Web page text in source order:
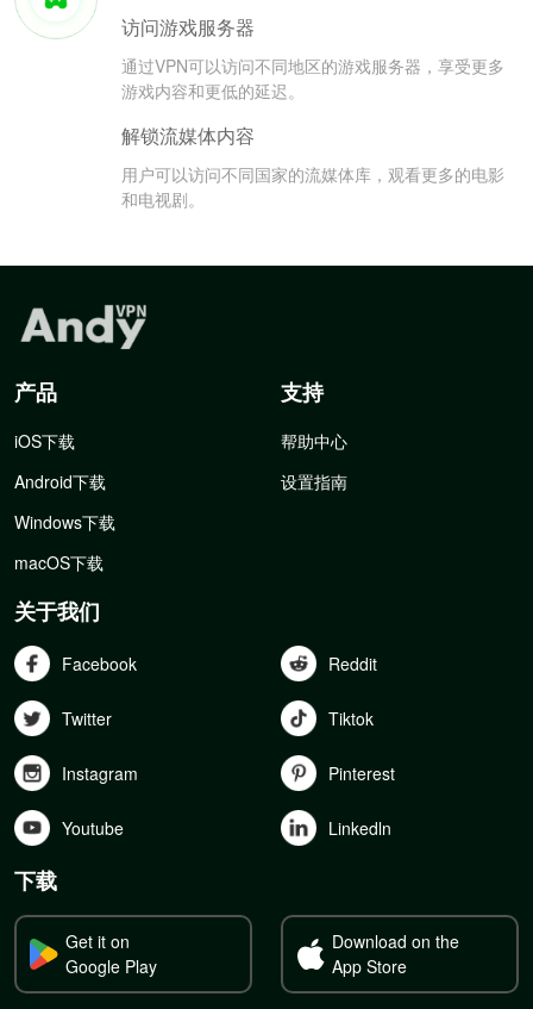
访问游戏服务器
通过VPN可以访问不同地区的游戏服务器，享受更多
游戏内容和更低的延迟。
解锁流媒体内容
用户可以访问不同国家的流媒体库，观看更多的电影
和电视剧。
产品
iOS下载
Android下载
Windows下载
macOS下载
支持
帮助中心
设置指南
关于我们
Facebook Reddit
Twitter Tiktok
Instagram Pinterest
Youtube Linkedln
下载
Get it on
Google Play
Download on the
App Store